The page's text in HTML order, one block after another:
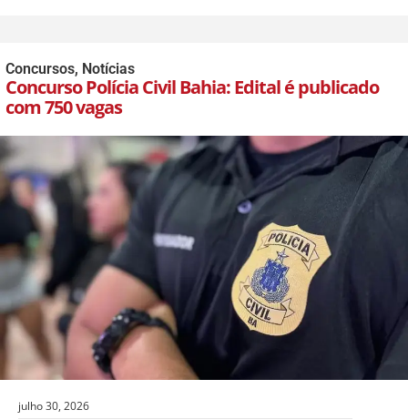
Concursos, Notícias
Concurso Polícia Civil Bahia: Edital é publicado
com 750 vagas
julho 30, 2026